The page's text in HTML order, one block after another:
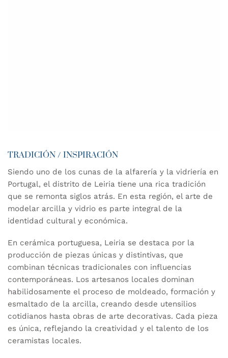
TRADICIÓN / INSPIRACIÓN
Siendo uno de los cunas de la alfarería y la vidriería en
Portugal, el distrito de Leiria tiene una rica tradición
que se remonta siglos atrás. En esta región, el arte de
modelar arcilla y vidrio es parte integral de la
identidad cultural y económica.
En cerámica portuguesa, Leiria se destaca por la
producción de piezas únicas y distintivas, que
combinan técnicas tradicionales con influencias
contemporáneas. Los artesanos locales dominan
habilidosamente el proceso de moldeado, formación y
esmaltado de la arcilla, creando desde utensilios
cotidianos hasta obras de arte decorativas. Cada pieza
es única, reflejando la creatividad y el talento de los
ceramistas locales.